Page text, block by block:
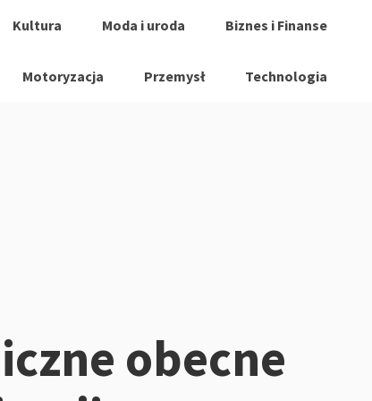
Kultura Moda i uroda Biznes i Finanse
Motoryzacja Przemysł Technologia
obecne